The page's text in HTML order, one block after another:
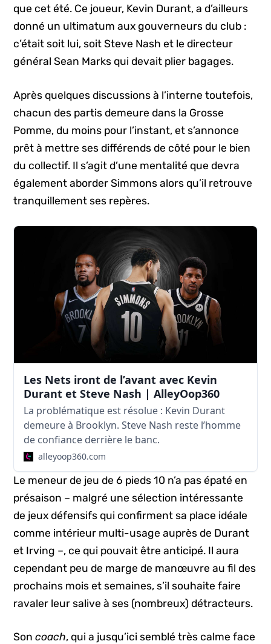
que cet été. Ce joueur, Kevin Durant, a d’ailleurs
donné un ultimatum aux gouverneurs du club :
c’était soit lui, soit Steve Nash et le directeur
général Sean Marks qui devait plier bagages.
Après quelques discussions à l’interne toutefois,
chacun des partis demeure dans la Grosse
Pomme, du moins pour l’instant, et s’annonce
prêt à mettre ses différends de côté pour le bien
du collectif. Il s’agit d’une mentalité que devra
également aborder Simmons alors qu’il retrouve
tranquillement ses repères.
Les Nets iront de l’avant avec Kevin
Durant et Steve Nash | AlleyOop360
La problématique est résolue : Kevin Durant
demeure à Brooklyn. Steve Nash reste l’homme
de confiance derrière le banc.
alleyoop360.com
Le meneur de jeu de 6 pieds 10 n’a pas épaté en
présaison – malgré une sélection intéressante
de jeux défensifs qui confirment sa place idéale
comme intérieur multi-usage auprès de Durant
et Irving –, ce qui pouvait être anticipé. Il aura
cependant peu de marge de manœuvre au fil des
prochains mois et semaines, s’il souhaite faire
ravaler leur salive à ses (nombreux) détracteurs.
Soncoach, qui a jusqu’ici semblé très calme face